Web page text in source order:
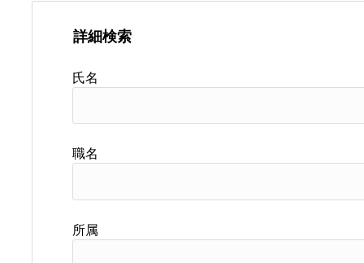
詳細検索
氏名
職名
所属